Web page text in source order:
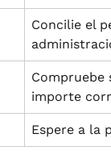
Concilie el
Compruebe
importe
Espere a la